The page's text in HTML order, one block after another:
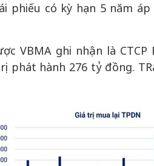
phiếu có kỳ hạn 5 năm
VBMA ghi nhận là CTCP
phát hành 276 tỷ đồng.